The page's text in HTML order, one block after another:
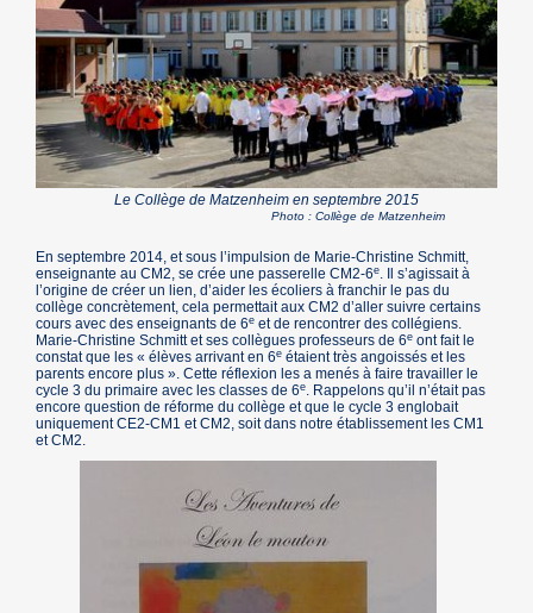
Le Collège de Matzenheim en septembre 2015
Photo : Collège de Matzenheim
En septembre 2014, et sous l’impulsion de Marie-Christine Schmitt,
enseignante au CM2, se crée une passerelle CM2-6e. Il s’agissait à
l’origine de créer un lien, d’aider les écoliers à franchir le pas du
collège concrètement, cela permettait aux CM2 d’aller suivre certains
cours avec des enseignants de 6e et de rencontrer des collégiens.
Marie-Christine Schmitt et ses collègues professeurs de 6e ont fait le
constat que les « élèves arrivant en 6e étaient très angoissés et les
parents encore plus ». Cette réflexion les a menés à faire travailler le
cycle 3 du primaire avec les classes de 6e. Rappelons qu’il n’était pas
encore question de réforme du collège et que le cycle 3 englobait
uniquement CE2-CM1 et CM2, soit dans notre établissement les CM1
et CM2.